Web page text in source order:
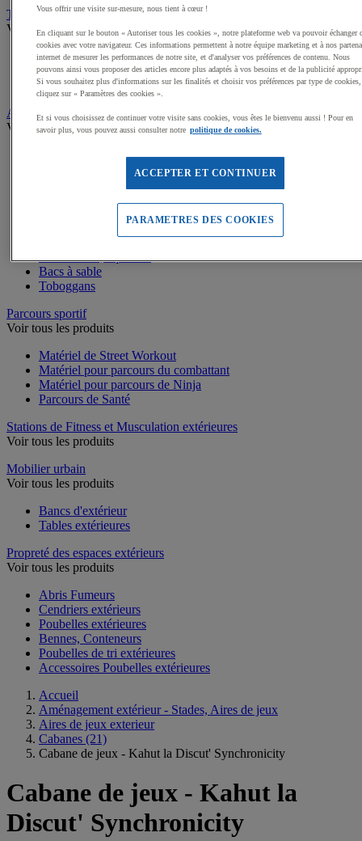
Traçage et délimitation de terrain
Voir tous les produits
Délimitation de terrain
Peintures pour gazon
Traçeuses pour gazon
Aires de jeux exterieur
Voir tous les produits
Dalles amortissantes Jeux extérieurs
Jeux de grimpe, filets
Panneaux d'informations
Bacs à sable
Toboggans
Parcours sportif
Voir tous les produits
Matériel de Street Workout
Matériel pour parcours du combattant
Matériel pour parcours de Ninja
Parcours de Santé
Stations de Fitness et Musculation extérieures
Voir tous les produits
Mobilier urbain
Voir tous les produits
Bancs d'extérieur
Tables extérieures
Propreté des espaces extérieurs
Voir tous les produits
Abris Fumeurs
Cendriers extérieurs
Poubelles extérieures
Bennes, Conteneurs
Poubelles de tri extérieures
Accessoires Poubelles extérieures
Accueil
Aménagement extérieur - Stades, Aires de jeux
Aires de jeux exterieur
Cabanes (21)
Cabane de jeux - Kahut la Discut' Synchronicity
Cabane de jeux - Kahut la
Discut' Synchronicity
Vous offrir une visite sur-mesure, nous tient à cœur !
En cliquant sur le bouton « Autoriser tous les cookies », notre plateforme web va pouvoir échanger
cookies avec votre navigateur. Ces informations permettent à notre équipe marketing et à nos
internet de mesurer les performances de notre site, et d'analyser vos préférences de contenu. Nous
pouvons ainsi vous proposer des articles encore plus adaptés à vos besoins et de la publicité
Si vous souhaitez plus d'informations sur les finalités et choisir vos préférences par type de cookies,
cliquez sur « Paramètres des cookies ».
Et si vous choisissez de continuer votre visite sans cookies, vous êtes le bienvenu aussi ! Pour en
savoir plus, vous pouvez aussi consulter notre politique de cookies.
ACCEPTER ET CONTINUER
PARAMETRES DES COOKIES